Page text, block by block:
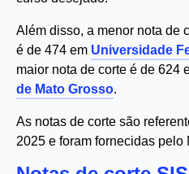
Além disso, a menor nota de
é de 474 em Universidade
maior nota de corte é de 624
de Mato Grosso.
As notas de corte são
2025 e foram fornecidas pelo